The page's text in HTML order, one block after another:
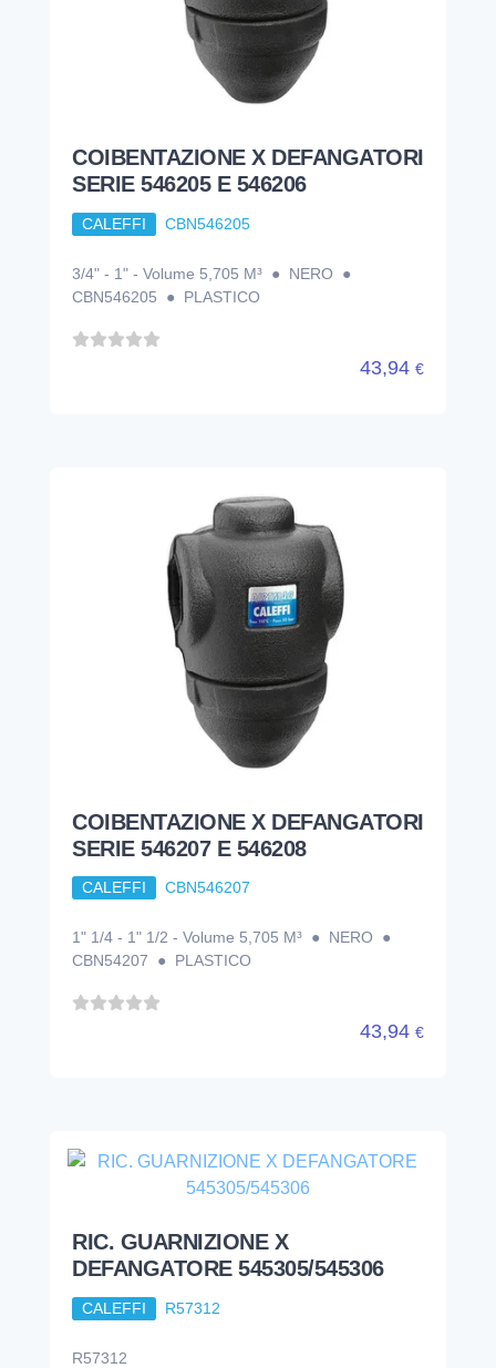
COIBENTAZIONE X DEFANGATORI
SERIE 546205 E 546206
CALEFFI CBN546205
3/4" - 1" - Volume 5,705 M³ ● NERO ●
CBN546205 ● PLASTICO
43,94 €
COIBENTAZIONE X DEFANGATORI
SERIE 546207 E 546208
CALEFFI CBN546207
1" 1/4 - 1" 1/2 - Volume 5,705 M³ ● NERO ●
CBN54207 ● PLASTICO
43,94 €
RIC. GUARNIZIONE X
DEFANGATORE 545305/545306
CALEFFI R57312
R57312